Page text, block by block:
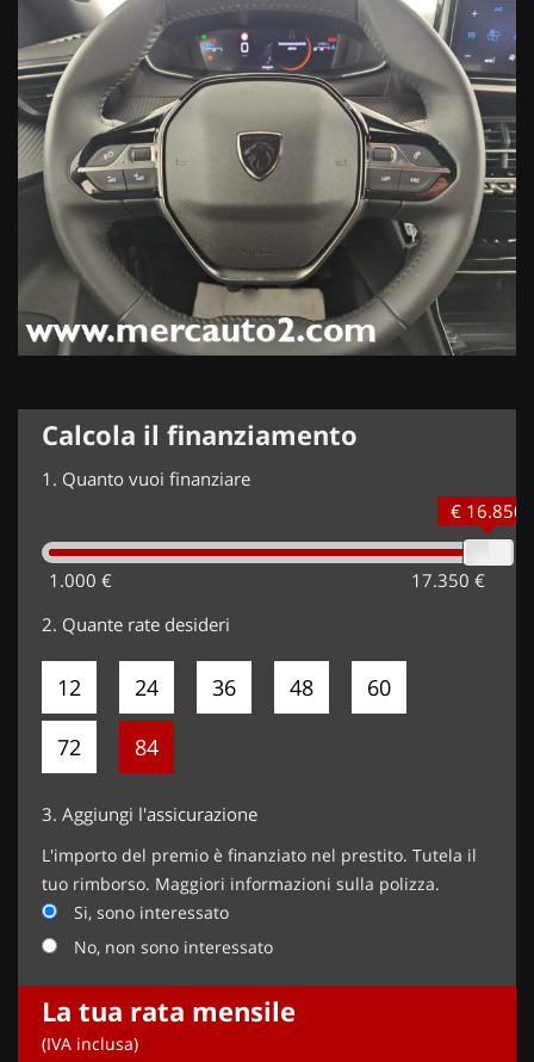
Calcola il finanziamento
1. Quanto vuoi finanziare
1.000 € 17.350 €
€ 16.850
2. Quante rate desideri
12 24 36 48 60
72 84
3. Aggiungi l'assicurazione
L'importo del premio è finanziato nel prestito. Tutela il
tuo rimborso. Maggiori informazioni sulla polizza.
Si, sono interessato
No, non sono interessato
La tua rata mensile
(IVA inclusa)